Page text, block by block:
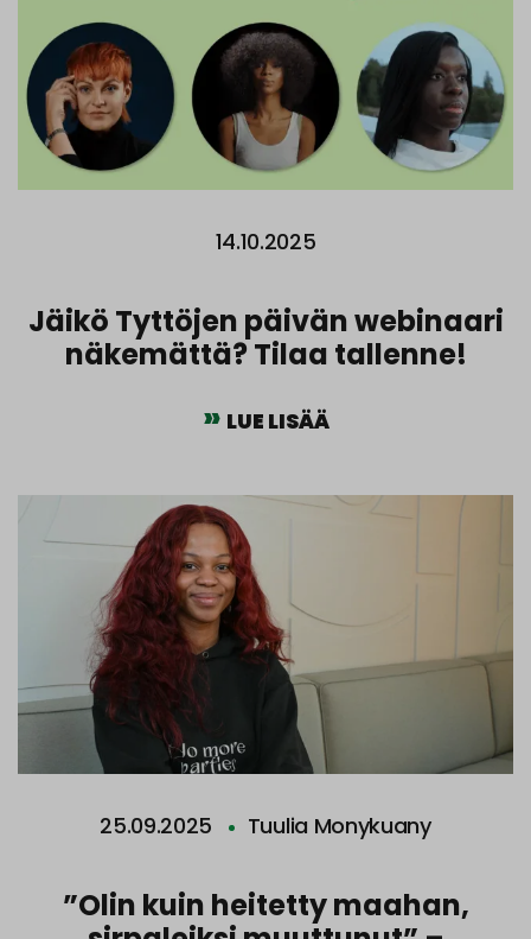
14.10.2025
Jäikö Tyttöjen päivän webinaari
näkemättä? Tilaa tallenne!
LUE LISÄÄ
25.09.2025 Tuulia Monykuany
”Olin kuin heitetty maahan,